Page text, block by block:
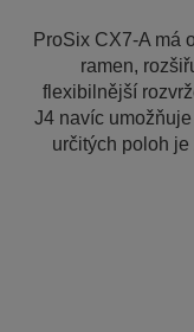
ProSix CX7-A má
ramen,
flexibilnější
J4 navíc
určitých poloh